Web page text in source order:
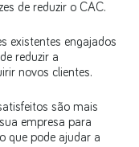
de reduzir o CAC.
existentes engajados
reduzir a
novos clientes.
são mais
empresa para
que pode ajudar a